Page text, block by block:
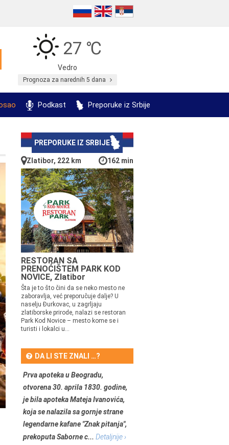
27 ℃
Vedro
Prognoza za narednih 5 dana
Podkast Preporuke iz Srbije
PREPORUKE IZ SRBIJE
Zlatibor, 222 km 162 min
RESTORAN SA
PRENOĆIŠTEM PARK KOD
NOVICE, Zlatibor
Šta je to što čini da se neko mesto ne
zaboravlja, već preporučuje dalje? U
naselju Đurkovac, u zagrljaju
zlatiborske prirode, nalazi se restoran
Park Kod Novice – mesto kome se i
turisti i lokalci u...
DA LI STE ZNALI …?
Prva apoteka u Beogradu,
otvorena 30. aprila 1830. godine,
je bila apoteka Mateja Ivanovića,
koja se nalazila sa gornje strane
legendarne kafane "Znak pitanja",
prekoputa Saborne c... Detaljnije ›